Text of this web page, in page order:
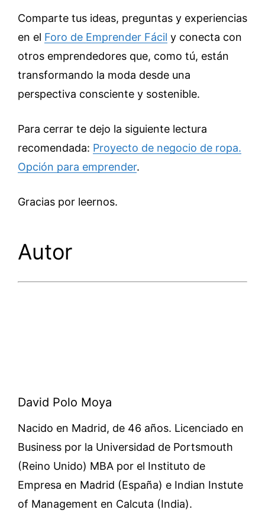
Comparte tus ideas, preguntas y experiencias
en el Foro de Emprender Fácil y conecta con
otros emprendedores que, como tú, están
transformando la moda desde una
perspectiva consciente y sostenible.
Para cerrar te dejo la siguiente lectura
recomendada: Proyecto de negocio de ropa.
Opción para emprender.
Gracias por leernos.
Autor
David Polo Moya
Nacido en Madrid, de 46 años. Licenciado en
Business por la Universidad de Portsmouth
(Reino Unido) MBA por el Instituto de
Empresa en Madrid (España) e Indian Instute
of Management en Calcuta (India).